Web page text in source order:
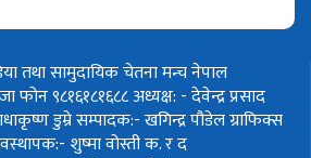
तथा सामुदायिक चेतना मन्च नेपाल
फोन ९८१६१८१६८८अध्यक्ष: - देवेन्द्र प्रसाद
डुम्रेसम्पादक:- खगिन्द्र पौडेलग्राफिक्स
शुष्मा वोस्तीक. र द